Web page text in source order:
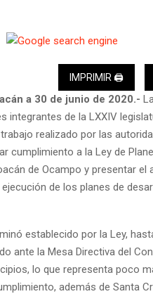
IMPRIMIR 🖨
a 30 de junio de 2020.-
integrantes de la LXXIV
realizado por las
cumplimiento a la Ley de
de Ocampo y presentar el
de los planes de
establecido por la Ley,
ante la Mesa Directiva del
lo que representa poco
además de Santa